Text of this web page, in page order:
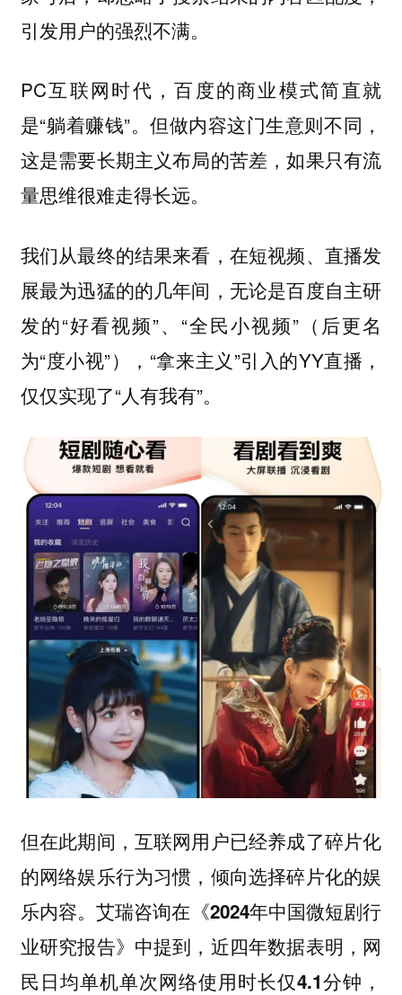
引发用户的强烈不满。
PC互联网时代，百度的商业模式简直就
是“躺着赚钱”。但做内容这门生意则不同，
这是需要长期主义布局的苦差，如果只有流
量思维很难走得长远。
我们从最终的结果来看，在短视频、直播发
展最为迅猛的的几年间，无论是百度自主研
发的“好看视频”、“全民小视频”（后更名
为“度小视”），“拿来主义”引入的YY直播，
仅仅实现了“人有我有”。
但在此期间，互联网用户已经养成了碎片化
的网络娱乐行为习惯，倾向选择碎片化的娱
乐内容。艾瑞咨询在《2024年中国微短剧行
业研究报告》中提到，近四年数据表明，网
民日均单机单次网络使用时长仅4.1分钟，